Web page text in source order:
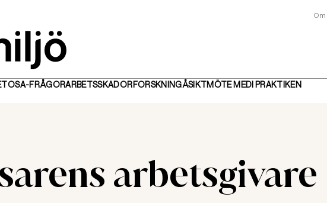
OSA-FRÅGORARBETSSKADORFORSKNINGÅSIKTMÖTE MED I PRAKTIKEN
arbetsgivare